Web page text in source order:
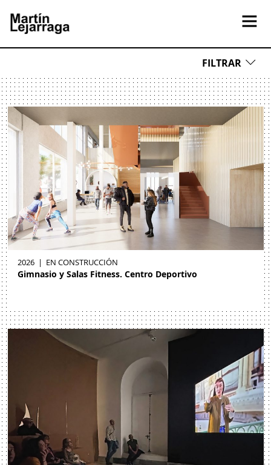
FILTRAR
XS S M L XL
$$ $$$
Residencial
Cultural y Educativo
Comercio e industria
Rehabilitación
Diseño Interior
Espacio Público
Paisajismo
2026 EN CONSTRUCCIÓN
Gimnasio y Salas Fitness. Centro Deportivo